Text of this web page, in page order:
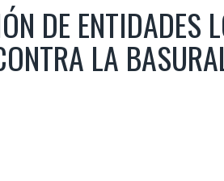
DE ENTIDADES
LA